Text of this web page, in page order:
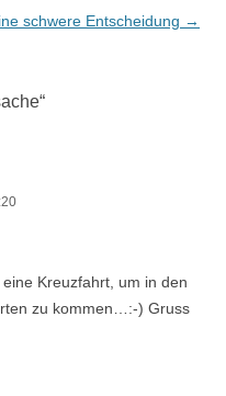
schwere Entscheidung →
“
Kreuzfahrt, um in den
zu kommen…:-) Gruss